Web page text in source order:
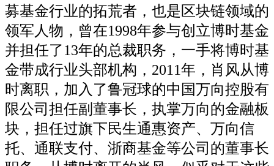
募基金行业的拓荒者，也是区块链领域的
领军人物，曾在1998年参与创立博时基金
并担任了13年的总裁职务，一手将博时基
金带成行业头部机构，2011年，肖风从博
时离职，加入了鲁冠球的中国万向控股有
限公司担任副董事长，执掌万向的金融板
块，担任过旗下民生通惠资产、万向信
托、通联支付、浙商基金等公司的董事长